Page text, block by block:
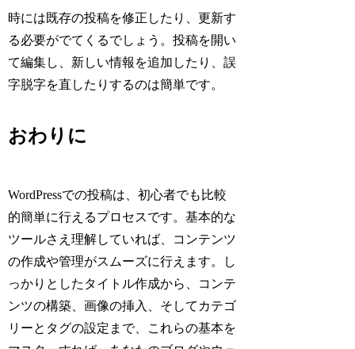
時には既存の投稿を修正したり、更新す
る必要がでてくるでしょう。投稿を開い
て編集し、新しい情報を追加したり、誤
字脱字を直したりするのは簡単です。
おわりに
WordPressでの投稿は、初心者でも比較
的簡単に行えるプロセスです。基本的な
ツールさえ理解していれば、コンテンツ
の作成や管理がスムーズに行えます。し
っかりとしたタイトル作成から、コンテ
ンツの構築、画像の挿入、そしてカテゴ
リーとタグの設定まで、これらの基本を